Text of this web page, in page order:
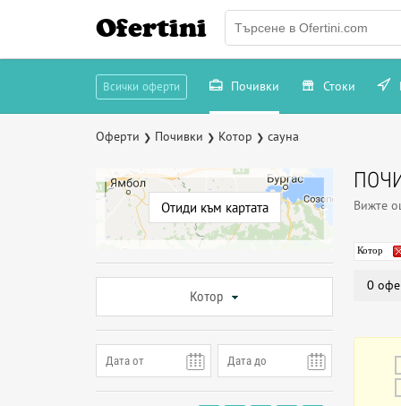
Ofertini
Всички оферти Почивки Стоки
Оферти ❯ Почивки ❯ Котор ❯ сауна
Отиди към картата
Котор
Вижте
Котор
0